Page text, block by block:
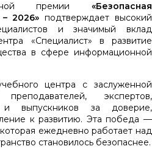
премии «Безопасная
2026» подтверждает высокий
и значимый вклад
«Специалист» в развитие
в сфере информационной
центра с заслуженной
экспертов,
и выпускников за доверие,
к развитию. Эта победа —
ежедневно работает над
становилось безопаснее.